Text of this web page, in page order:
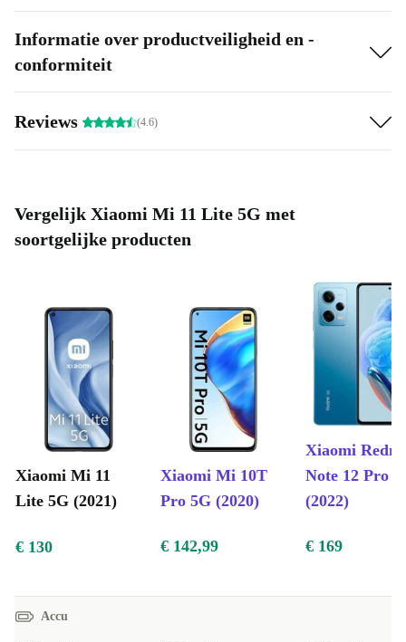
sterke performance
goede camerakwaliteit
Informatie over productveiligheid en -
conformiteit
Reviews (4.6)
Vergelijk Xiaomi Mi 11 Lite 5G met
soortgelijke producten
Xiaomi Mi 11
Lite 5G (2021)
Xiaomi Mi 10T
Pro 5G (2020)
Xiaomi Redmi
Note 12 Pro
(2022)
€ 130 € 142,99 € 169
Accu